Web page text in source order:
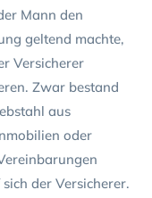
Mann den
geltend machte,
Versicherer
Zwar bestand
aus
oder
der Versicherer.